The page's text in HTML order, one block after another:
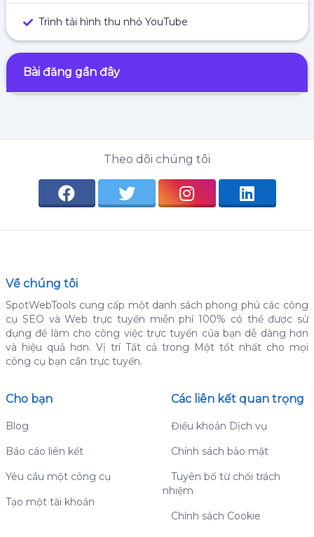
Trình tải hình thu nhỏ YouTube
Bài đăng gần đây
Theo dõi chúng tôi
Về chúng tôi
SpotWebTools cung cấp một danh sách phong phú các công
cụ SEO và Web trực tuyến miễn phí 100% có thể được sử
dụng để làm cho công việc trực tuyến của bạn dễ dàng hơn
và hiệu quả hơn. Vị trí Tất cả trong Một tốt nhất cho mọi
công cụ bạn cần trực tuyến.
Cho bạn
Blog
Báo cáo liên kết
Yêu cầu một công cụ
Tạo một tài khoản
Các liên kết quan trọng
Điều khoản Dịch vụ
Chính sách bảo mật
Tuyên bố từ chối trách
nhiệm
Chính sách Cookie